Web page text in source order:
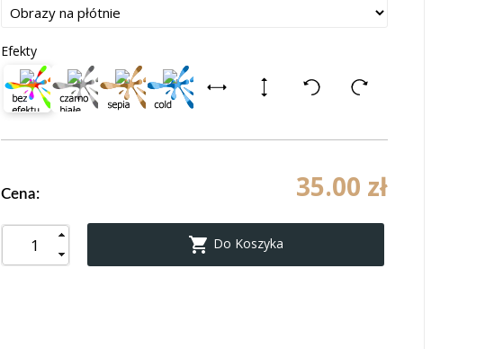
Efekty
Cena: 35.00 zł
 Do Koszyka